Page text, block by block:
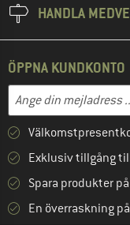
HANDLA
ÖPPNA KUNDKONTO
Mejladress
Skriv in din e-
Exklusiv tillgång
Spara produkter
En överraskning